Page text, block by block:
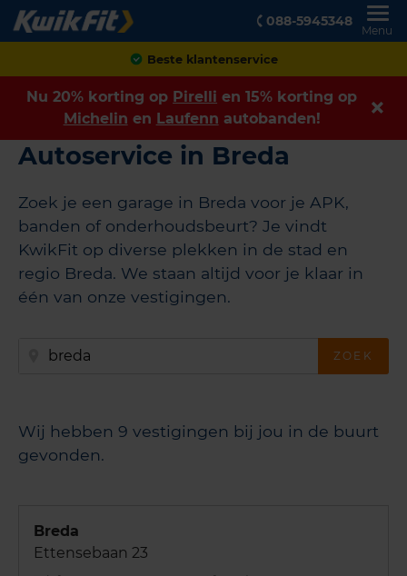
088-5945348
Menu
Achteraf betalen
Nu 20% korting op Pirelli en 15% korting op
Michelin en Laufenn autobanden!
Autoservice in Breda
Zoek je een garage in Breda voor je APK,
banden of onderhoudsbeurt? Je vindt
KwikFit op diverse plekken in de stad en
regio Breda. We staan altijd voor je klaar in
één van onze vestigingen.
Wij hebben 9 vestigingen bij jou in de buurt
gevonden.
Breda
Ettensebaan 23